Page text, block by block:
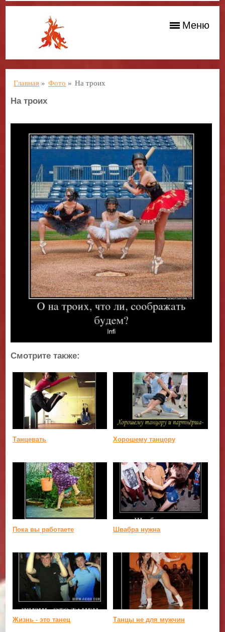
Меню
Главная » Фото » На троих
На троих
Смотрите также:
Танцевать Хорошему танцору
Пока вы работаете Швабра нужна
Жизнь - это танец Танцы не для мужчин